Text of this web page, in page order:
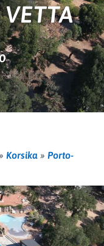
Korsika » Porto-